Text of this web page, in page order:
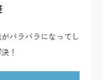
バラバラになってし
！